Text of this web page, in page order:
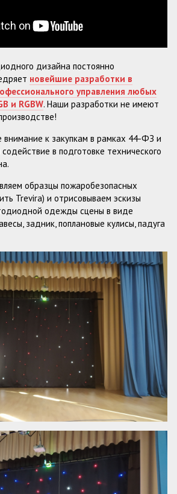
дизайна постоянно
новейшие разработки в
управления любых
и RGBW. Наши разработки не имеют
к закупкам в рамках 44-ФЗ и
в подготовке технического
образцы пожаробезопасных
Trevira) и отрисовываем эскизы
одежды сцены в виде
задник, поплановые кулисы, падуга